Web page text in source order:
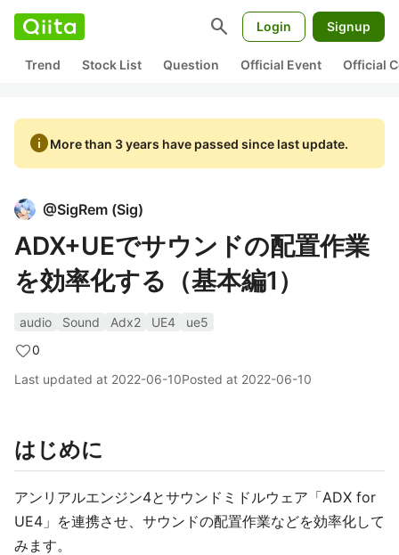
search Login Signup
Trend Stock List Question Official Event Official
infoMore than 3 years have passed since last update.
@SigRem (Sig)
ADX+UEでサウンドの配置作業
を効率化する（基本編1）
audio Sound Adx2 UE4
ue5
0
Last updated at 2022-06-10Posted at 2022-06-10
はじめに
アンリアルエンジン4とサウンドミドルウェア「ADX for
UE4」を連携させ、サウンドの配置作業などを効率化して
みます。